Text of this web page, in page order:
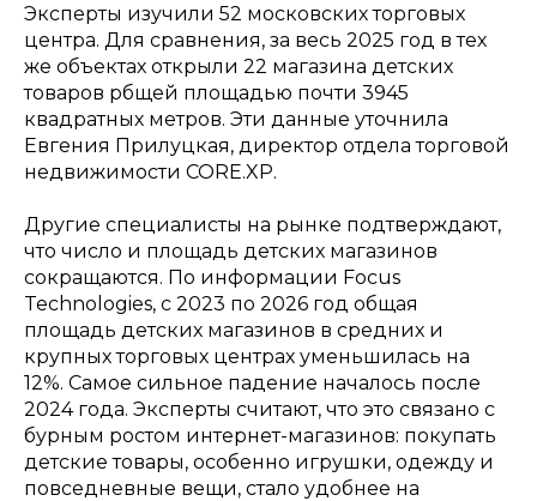
Эксперты изучили 52 московских торговых
центра. Для сравнения, за весь 2025 год в тех
же объектах открыли 22 магазина детских
товаров рбщей площадью почти 3945
квадратных метров. Эти данные уточнила
Евгения Прилуцкая, директор отдела торговой
недвижимости CORE.XP.
Другие специалисты на рынке подтверждают,
что число и площадь детских магазинов
сокращаются. По информации Focus
Technologies, с 2023 по 2026 год общая
площадь детских магазинов в средних и
крупных торговых центрах уменьшилась на
12%. Самое сильное падение началось после
2024 года. Эксперты считают, что это связано с
бурным ростом интернет-магазинов: покупать
детские товары, особенно игрушки, одежду и
повседневные вещи, стало удобнее на